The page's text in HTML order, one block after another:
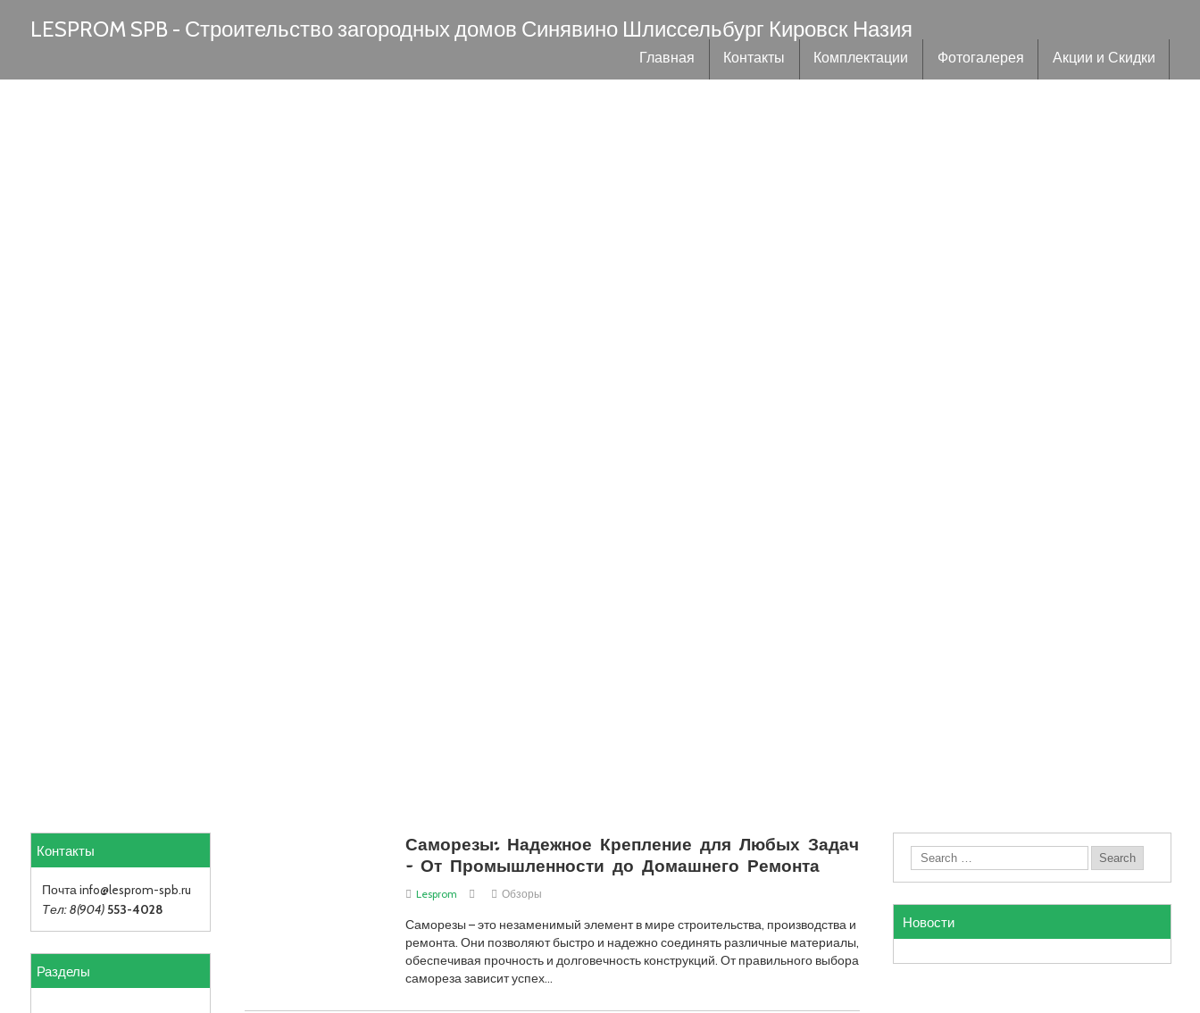
LESPROM SPB - Строительство загородных домов Синявино Шлиссельбург Кировск Назия
Главная Контакты Комплектации Фотогалерея Акции и Скидки
Саморезы: Надежное Крепление для Любых Задач
– От Промышленности до Домашнего Ремонта
Lesprom Обзоры
Саморезы – это незаменимый элемент в мире строительства, производства и
ремонта. Они позволяют быстро и надежно соединять различные материалы,
обеспечивая прочность и долговечность конструкций. От правильного выбора
самореза зависит успех…
Новости
Контакты
Почта info@lesprom-spb.ru
Тел: 8(904) 553-4028
Разделы